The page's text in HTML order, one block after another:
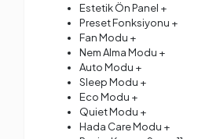
Estetik Ön Panel +
Preset Fonksiyonu +
Fan Modu +
Nem Alma Modu +
Auto Modu +
Sleep Modu +
Eco Modu +
Quiet Modu +
Hada Care Modu +